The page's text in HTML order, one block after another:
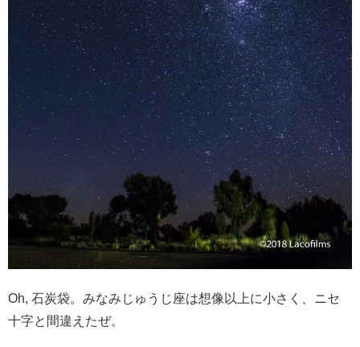
Oh, 石炭袋。みなみじゅうじ座は想像以上に小さく、ニセ
十字と間違えたぜ。